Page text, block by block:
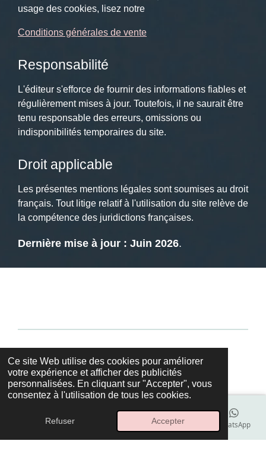
Ce site Web utilise des cookies pour améliorer
votre expérience et afficher des publicités
personnalisées. En cliquant sur "Accepter", vous
consentez à l'utilisation de tous les cookies.
Refuser Accepter
usage des cookies, lisez notre
Conditions générales de vente
Responsabilité
L'éditeur s'efforce de fournir des informations fiables et
régulièrement mises à jour. Toutefois, il ne saurait être
tenu responsable des erreurs, omissions ou
indisponibilités temporaires du site.
Droit applicable
Les présentes mentions légales sont soumises au droit
français. Tout litige relatif à l'utilisation du site relève de
la compétence des juridictions françaises.
Dernière mise à jour : Juin 2026.
© 2026 stomie-confort.com
Propulsé parWebador
Téléphone Instagram WhatsApp